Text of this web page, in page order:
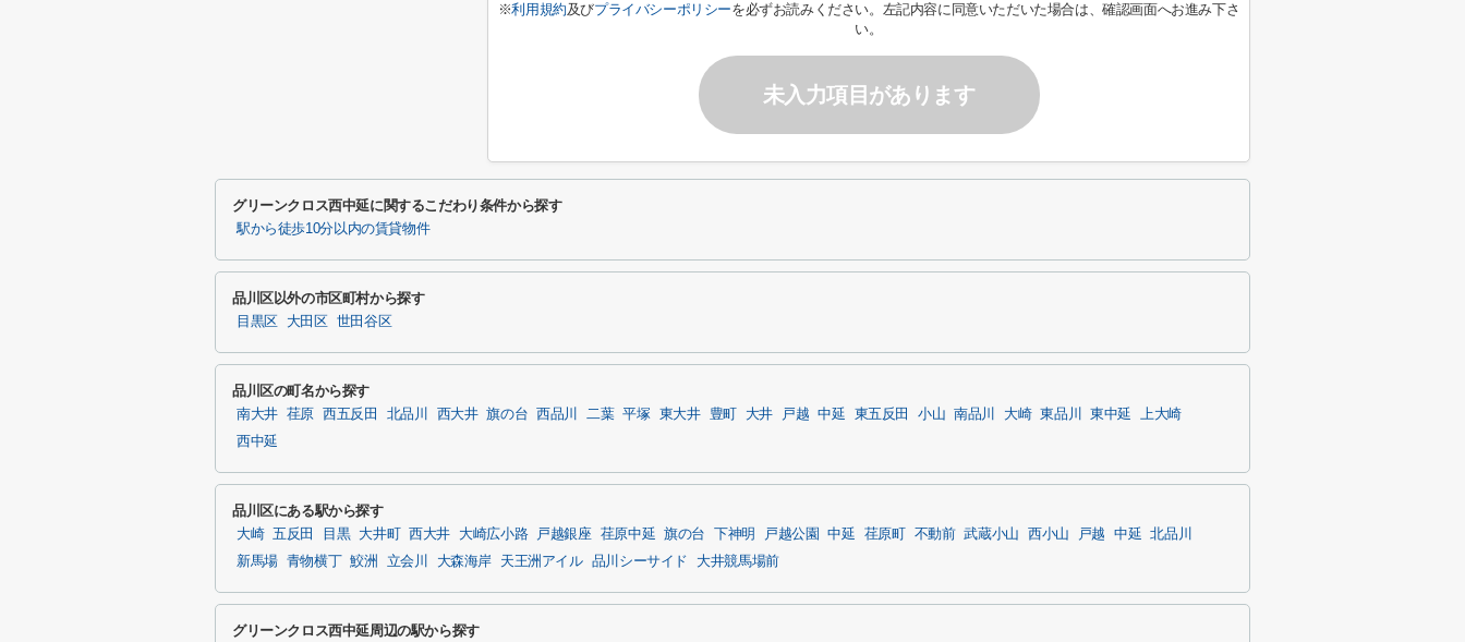
※利用規約及びプライバシーポリシーを必ずお読みください。左記内容に同意いただいた場合は、確認画面へお進み下さ
い。
未入力項目があります
グリーンクロス西中延に関するこだわり条件から探す
駅から徒歩10分以内の賃貸物件
品川区以外の市区町村から探す
目黒区 大田区 世田谷区
品川区の町名から探す
南大井 荏原 西五反田 北品川 西大井 旗の台 西品川 二葉 平塚 東大井 豊町 大井 戸越 中延 東五反田 小山 南品川 大崎 東品川 東中延
上大崎
西中延
品川区にある駅から探す
大崎 五反田 目黒 大井町 西大井 大崎広小路 戸越銀座 荏原中延 旗の台 下神明 戸越公園 中延 荏原町 不動前 武蔵小山 西小山 戸越 中延 北品川
新馬場 青物横丁 鮫洲 立会川 大森海岸 天王洲アイル 品川シーサイド 大井競馬場前
グリーンクロス西中延周辺の駅から探す